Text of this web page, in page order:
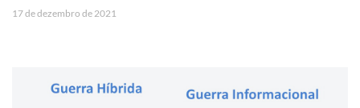
17 de dezembro de 2021